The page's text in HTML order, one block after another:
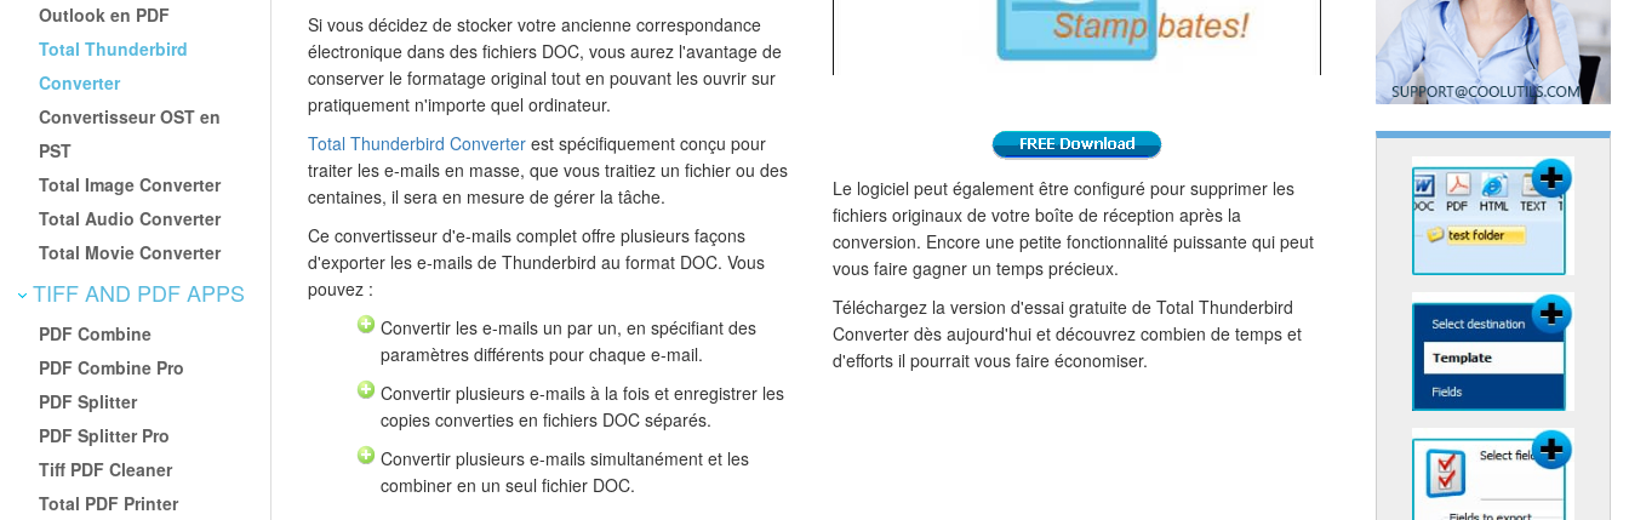
Outlook en PDF
Total Thunderbird
Converter
Convertisseur OST en
PST
Total Image Converter
Total Audio Converter
Total Movie Converter
TIFF AND PDF APPS
PDF Combine
PDF Combine Pro
PDF Splitter
PDF Splitter Pro
Tiff PDF Cleaner
Total PDF Printer
Si vous décidez de stocker votre ancienne correspondance
électronique dans des fichiers DOC, vous aurez l'avantage de
conserver le formatage original tout en pouvant les ouvrir sur
pratiquement n'importe quel ordinateur.
Total Thunderbird Converter est spécifiquement conçu pour
traiter les e-mails en masse, que vous traitiez un fichier ou des
centaines, il sera en mesure de gérer la tâche.
Ce convertisseur d'e-mails complet offre plusieurs façons
d'exporter les e-mails de Thunderbird au format DOC. Vous
pouvez :
Convertir les e-mails un par un, en spécifiant des
paramètres différents pour chaque e-mail.
Convertir plusieurs e-mails à la fois et enregistrer les
copies converties en fichiers DOC séparés.
Convertir plusieurs e-mails simultanément et les
combiner en un seul fichier DOC.
Le logiciel peut également être configuré pour supprimer les
fichiers originaux de votre boîte de réception après la
conversion. Encore une petite fonctionnalité puissante qui peut
vous faire gagner un temps précieux.
Téléchargez la version d'essai gratuite de Total Thunderbird
Converter dès aujourd'hui et découvrez combien de temps et
d'efforts il pourrait vous faire économiser.